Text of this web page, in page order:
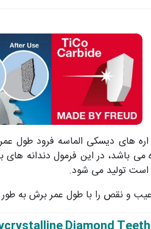
های دیسکی الماسه فرود طول
باشد، در این فرمول دندانه های
تولید می شود.